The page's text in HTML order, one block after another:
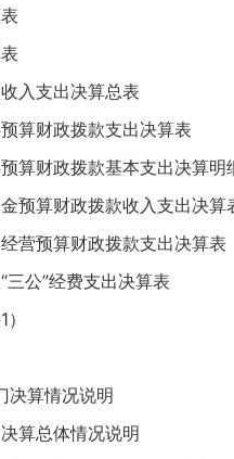
支出决算总表
财政拨款支出决算表
财政拨款基本支出决算明
算财政拨款收入支出决算
预算财政拨款支出决算表
公”经费支出决算表
算情况说明
总体情况说明